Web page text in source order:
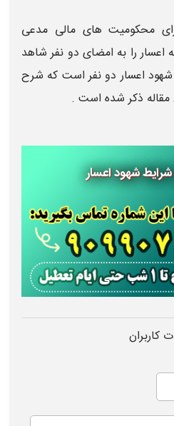
محکومیت های مالی مدعی
را به امضای دو نفر شاهد
شهود اعسار دو نفر است که شرح
ذکر شده است .
شهود اعسار
کاربران